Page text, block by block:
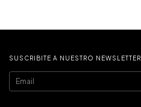
SUSCRIBITE A NUESTRO NEWSLETTER